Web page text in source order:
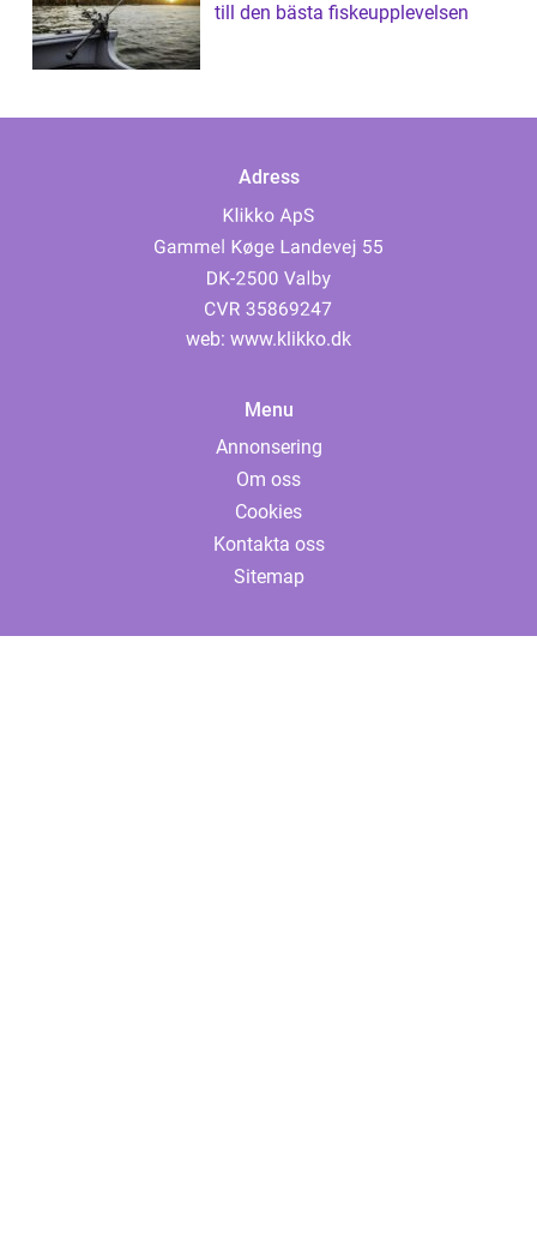
till den bästa fiskeupplevelsen
Adress
web: www.klikko.dk
Menu
Annonsering
Om oss
Cookies
Kontakta oss
Sitemap